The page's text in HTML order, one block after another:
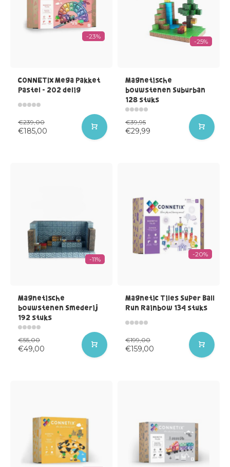
-23%
CONNETIX Mega Pakket
Pastel - 202 delig
€239,00
€185,00
-25%
Magnetische
bouwstenen Suburban
128 stuks
€39,95
€29,99
-11%
Magnetische
bouwstenen Smederij
192 stuks
€55,00
€49,00
-20%
Magnetic Tiles Super Ball
Run Rainbow 134 stuks
€199,00
€159,00